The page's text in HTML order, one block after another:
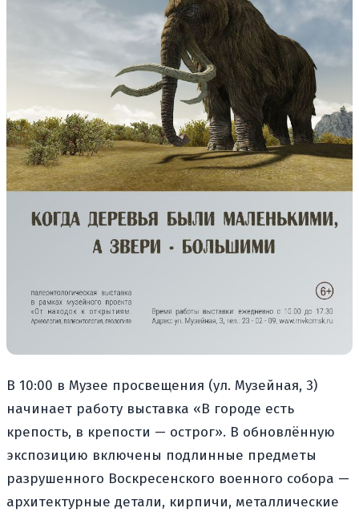
В 10:00 в Музее просвещения (ул. Музейная, 3)
начинает работу выставка «В городе есть
крепость, в крепости — острог». В обновлённую
экспозицию включены подлинные предметы
разрушенного Воскресенского военного собора —
архитектурные детали, кирпичи, металлические